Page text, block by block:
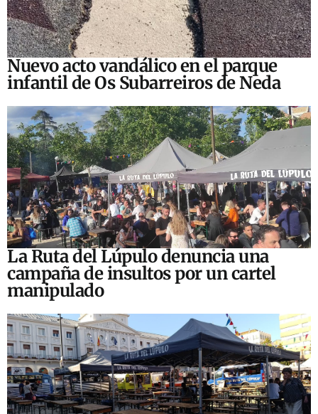
Nuevo acto vandálico en el parque
infantil de Os Subarreiros de Neda
La Ruta del Lúpulo denuncia una
campaña de insultos por un cartel
manipulado